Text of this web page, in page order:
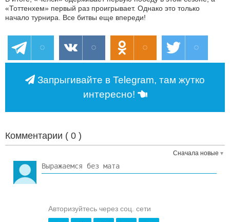
«Тоттенхем» первый раз проигрывает. Однако это только
начало турнира. Все битвы еще впереди!
Запрыгивайте в Telegram, там жутко
интересно!
Комментарии ( 0 )
Сначала новые
Авторизуйтесь через соц. сети